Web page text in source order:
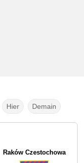
Hier Demain
Raków Czestochowa